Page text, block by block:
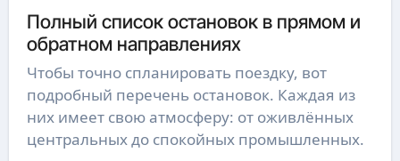
Полный список остановок в прямом и
обратном направлениях
Чтобы точно спланировать поездку, вот
подробный перечень остановок. Каждая из
них имеет свою атмосферу: от оживлённых
центральных до спокойных промышленных.